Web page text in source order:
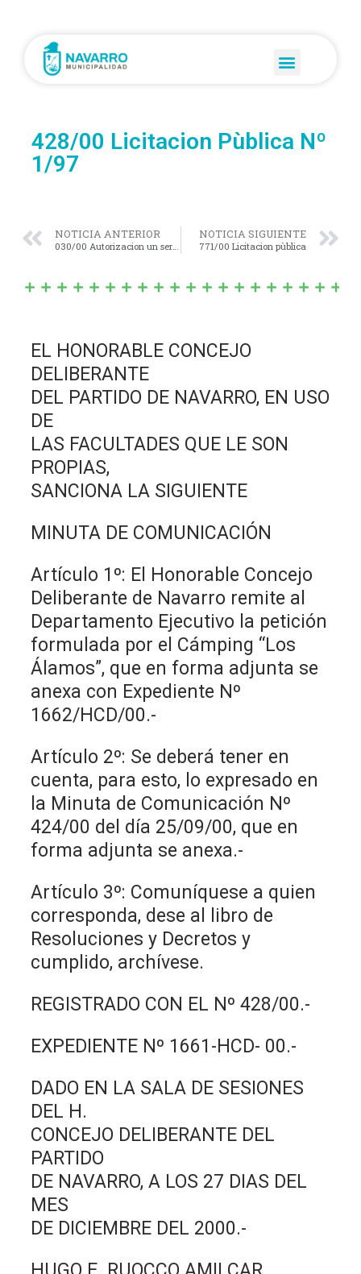
428/00 Licitacion Pùblica Nº
1/97
NOTICIA ANTERIOR
030/00 Autorizacion un servicio de excursion
NOTICIA SIGUIENTE
771/00 Licitacion pùblica
EL HONORABLE CONCEJO
DELIBERANTE
DEL PARTIDO DE NAVARRO, EN USO
DE
LAS FACULTADES QUE LE SON
PROPIAS,
SANCIONA LA SIGUIENTE
MINUTA DE COMUNICACIÓN
Artículo 1º: El Honorable Concejo
Deliberante de Navarro remite al
Departamento Ejecutivo la petición
formulada por el Cámping “Los
Álamos”, que en forma adjunta se
anexa con Expediente Nº
1662/HCD/00.-
Artículo 2º: Se deberá tener en
cuenta, para esto, lo expresado en
la Minuta de Comunicación Nº
424/00 del día 25/09/00, que en
forma adjunta se anexa.-
Artículo 3º: Comuníquese a quien
corresponda, dese al libro de
Resoluciones y Decretos y
cumplido, archívese.
REGISTRADO CON EL Nº 428/00.-
EXPEDIENTE Nº 1661-HCD- 00.-
DADO EN LA SALA DE SESIONES
DEL H.
CONCEJO DELIBERANTE DEL
PARTIDO
DE NAVARRO, A LOS 27 DIAS DEL
MES
DE DICIEMBRE DEL 2000.-